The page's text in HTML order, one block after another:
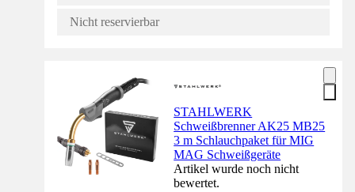
Nicht reservierbar
STAHLWERK
Schweißbrenner AK25 MB25
3 m Schlauchpaket für MIG
MAG Schweißgeräte
Artikel wurde noch nicht
bewertet.